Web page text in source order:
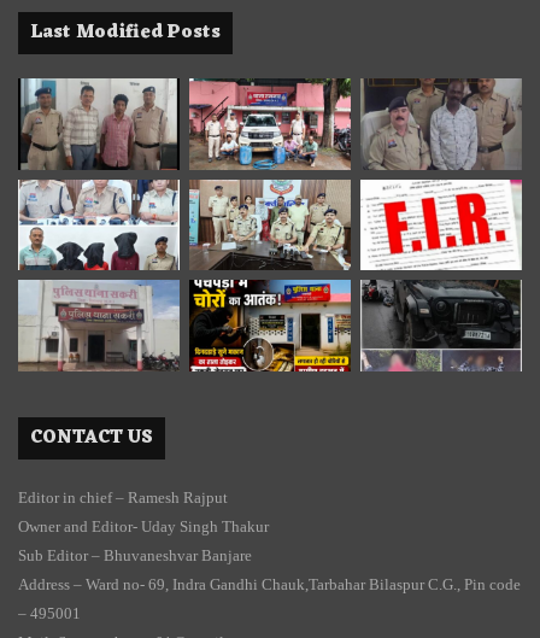
Last Modified Posts
CONTACT US
Editor in chief – Ramesh Rajput
Owner and Editor- Uday Singh Thakur
Sub Editor – Bhuvaneshvar Banjare
Address – Ward no- 69, Indra Gandhi Chauk,Tarbahar Bilaspur C.G., Pin code
– 495001